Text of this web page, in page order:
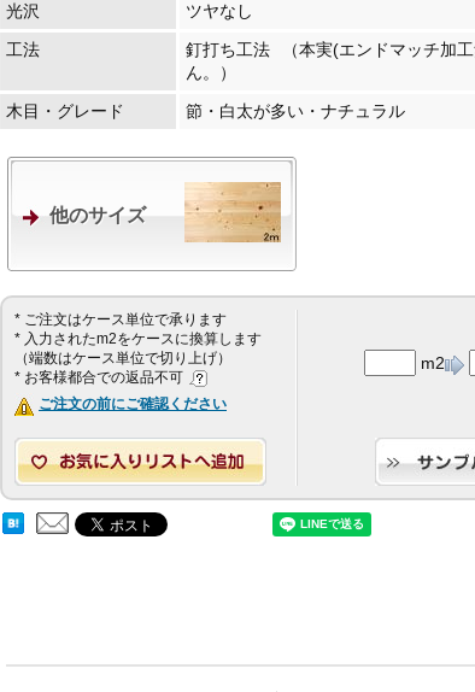
光沢
ツヤなし
工法
釘打ち工法
（本実(エンドマッチ加
ん。）
木目・グレード
節・白太が多い・ナチュラル
他のサイズ
* ご注文はケース単位で承ります
* 入力されたm2をケースに換算します
（端数はケース単位で切り上げ）
* お客様都合での返品不可
ご注文の前にご確認ください
m2